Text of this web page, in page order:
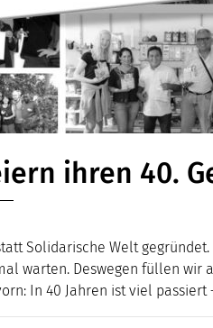
ihren 40.
Solidarische Welt
warten. Deswegen füllen
In 40 Jahren ist viel passiert